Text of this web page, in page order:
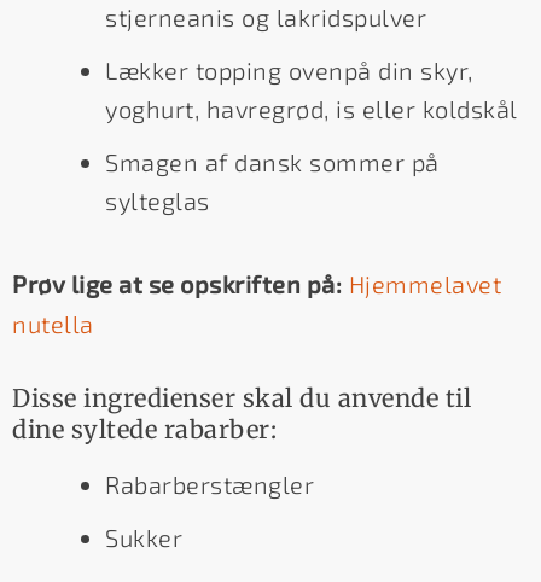
stjerneanis og lakridspulver
Lækker topping ovenpå din skyr,
yoghurt, havregrød, is eller koldskål
Smagen af dansk sommer på
sylteglas
Prøv lige at se opskriften på: Hjemmelavet
nutella
Disse ingredienser skal du anvende til
dine syltede rabarber:
Rabarberstængler
Sukker